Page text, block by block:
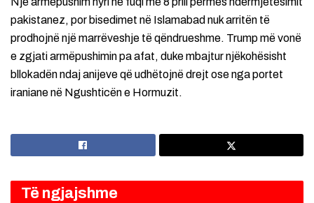
pakistanez, por bisedimet në Islamabad nuk arritën të
prodhojnë një marrëveshje të qëndrueshme. Trump më vonë
e zgjati armëpushimin pa afat, duke mbajtur njëkohësisht
bllokadën ndaj anijeve që udhëtojnë drejt ose nga portet
iraniane në Ngushticën e Hormuzit.
Të ngjajshme